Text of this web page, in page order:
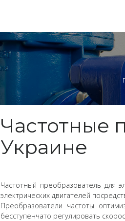
Частотные
Украине
Частотный преобразователь для
электрических двигателей
Преобразователи частоты
бесступенчато регулировать